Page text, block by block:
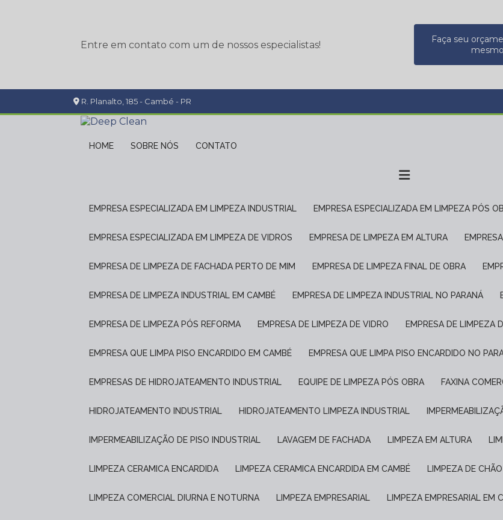
Entre em contato com um de nossos especialistas!
Faça seu
mesmo
R. Planalto, 185 - Cambé - PR
HOME SOBRE NÓS CONTATO
EMPRESA ESPECIALIZADA EM LIMPEZA INDUSTRIAL EMPRESA ESPECIALIZADA EM LIMPEZA PÓS
EMPRESA ESPECIALIZADA EM LIMPEZA DE VIDROS EMPRESA DE LIMPEZA EM ALTURA
EMPRESA DE LIMPEZA DE FACHADA PERTO DE MIM EMPRESA DE LIMPEZA FINAL DE OBRA
EMPRESA DE LIMPEZA INDUSTRIAL EM CAMBÉ EMPRESA DE LIMPEZA INDUSTRIAL NO PARANÁ
EMPRESA DE LIMPEZA PÓS REFORMA EMPRESA DE LIMPEZA DE VIDRO EMPRESA DE LIMPEZA
EMPRESA QUE LIMPA PISO ENCARDIDO EM CAMBÉ EMPRESA QUE LIMPA PISO ENCARDIDO NO
EMPRESAS DE HIDROJATEAMENTO INDUSTRIAL EQUIPE DE LIMPEZA PÓS OBRA FAXINA
HIDROJATEAMENTO INDUSTRIAL HIDROJATEAMENTO LIMPEZA INDUSTRIAL
IMPERMEABILIZAÇÃO DE PISO INDUSTRIAL LAVAGEM DE FACHADA LIMPEZA EM ALTURA
LIMPEZA CERAMICA ENCARDIDA LIMPEZA CERAMICA ENCARDIDA EM CAMBÉ LIMPEZA DE
LIMPEZA COMERCIAL DIURNA E NOTURNA LIMPEZA EMPRESARIAL LIMPEZA EMPRESARIAL EM